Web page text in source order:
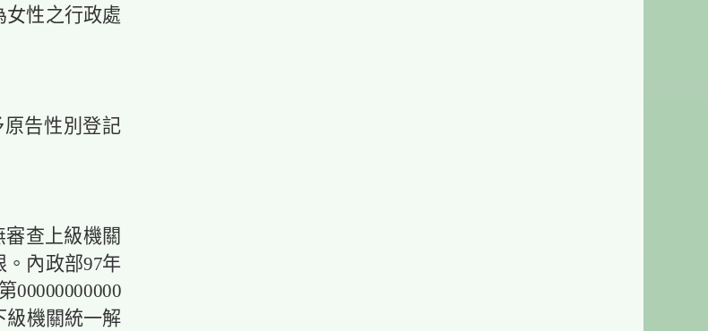
女性之行政處
告性別登記
查上級機關
內政部97年
00000000000
級機關統一解